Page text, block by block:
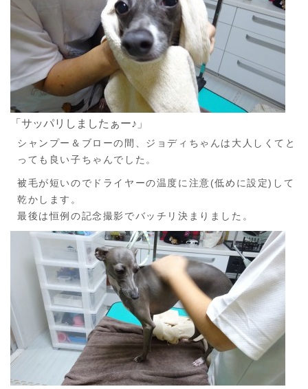
「サッパリしましたぁー♪」
シャンプー＆ブローの間、ジョディちゃんは大人しくてと
っても良い子ちゃんでした。
被毛が短いのでドライヤーの温度に注意(低めに設定)して
乾かします。
最後は恒例の記念撮影でバッチリ決まりました。